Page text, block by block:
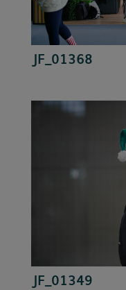
JF_01368
JF_01349